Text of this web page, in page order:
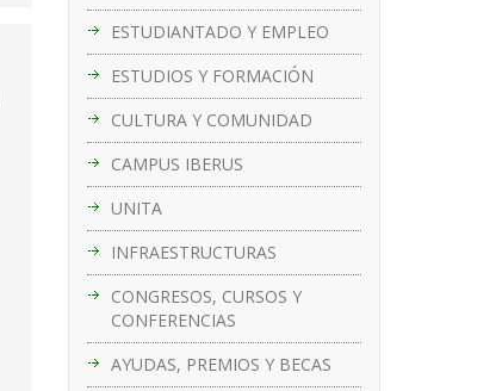
ESTUDIANTADO Y EMPLEO
ESTUDIOS Y FORMACIÓN
CULTURA Y COMUNIDAD
CAMPUS IBERUS
UNITA
INFRAESTRUCTURAS
CONGRESOS, CURSOS Y
CONFERENCIAS
AYUDAS, PREMIOS Y BECAS